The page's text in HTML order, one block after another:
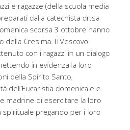
e ragazze (della scuola media
dalla catechista dr.sa
scorsa 3 ottobre hanno
della Cresima. Il Vescovo
con i ragazzi in un dialogo
in evidenza la loro
della Spirito Santo,
dell’Eucaristia domenicale e
madrine di esercitare la loro
pregando per i loro